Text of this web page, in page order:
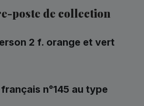
poste de collection
2 f. orange et vert
n°145 au type